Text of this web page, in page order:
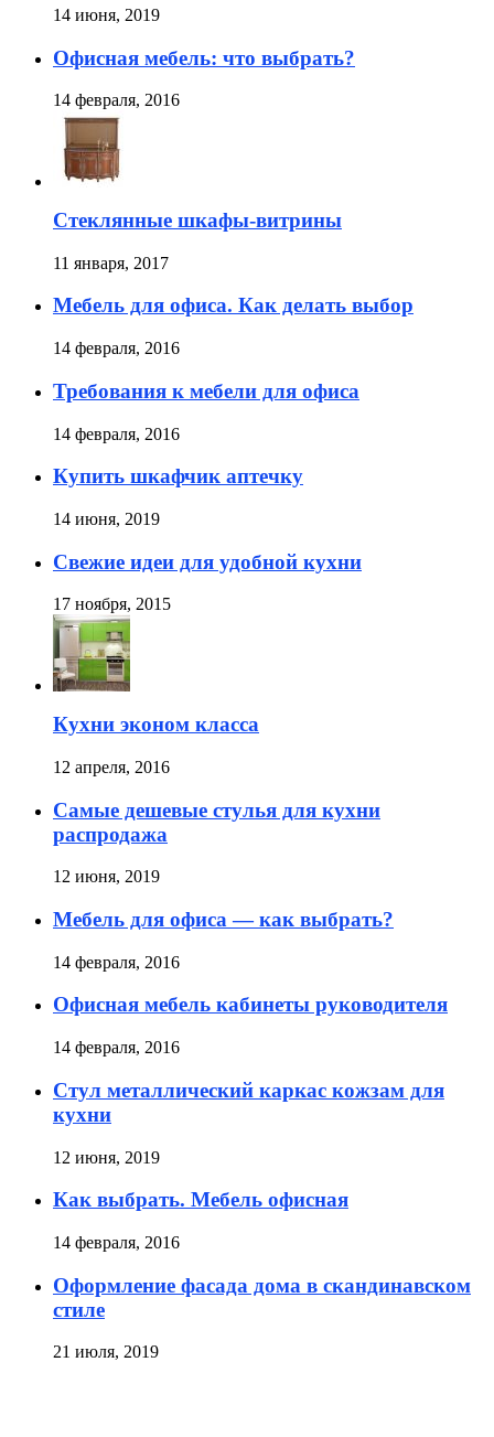
14 июня, 2019
Офисная мебель: что выбрать?
14 февраля, 2016
Стеклянные шкафы-витрины
11 января, 2017
Мебель для офиса. Как делать выбор
14 февраля, 2016
Требования к мебели для офиса
14 февраля, 2016
Купить шкафчик аптечку
14 июня, 2019
Свежие идеи для удобной кухни
17 ноября, 2015
Кухни эконом класса
12 апреля, 2016
Самые дешевые стулья для кухни
распродажа
12 июня, 2019
Мебель для офиса — как выбрать?
14 февраля, 2016
Офисная мебель кабинеты руководителя
14 февраля, 2016
Стул металлический каркас кожзам для
кухни
12 июня, 2019
Как выбрать. Мебель офисная
14 февраля, 2016
Оформление фасада дома в скандинавском
стиле
21 июля, 2019